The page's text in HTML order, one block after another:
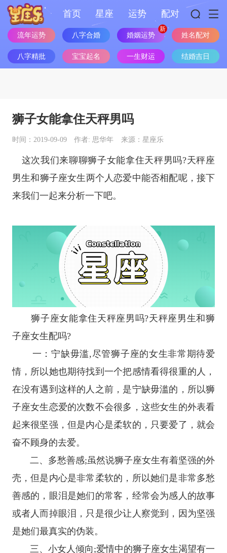
首页 星座 运势 配对
流年运势 八字合婚 婚姻运势 姓名配对
八字精批 宝宝起名 一生财运 结婚吉日
狮子女能拿住天秤男吗
时间：2019-09-09 作者: 思华年 来源：星座乐
这次我们来聊聊狮子女能拿住天秤男吗?天秤座
男生和狮子座女生两个人恋爱中能否相配呢，接下
来我们一起来分析一下吧。
狮子座女能拿住天秤座男吗?天秤座男生和狮
子座女生配吗?
一：宁缺毋滥,尽管狮子座的女生非常期待爱
情，所以她也期待找到一个把感情看得很重的人，
在没有遇到这样的人之前，是宁缺毋滥的，所以狮
子座女生恋爱的次数不会很多，这些女生的外表看
起来很坚强，但是内心是柔软的，只要爱了，就会
奋不顾身的去爱。
二、多愁善感;虽然说狮子座女生有着坚强的外
壳，但是内心是非常柔软的，所以她们是非常多愁
善感的，眼泪是她们的常客，经常会为感人的故事
或者人而掉眼泪，只是很少让人察觉到，因为坚强
是她们最真实的伪装。
三、小女人倾向;爱情中的狮子座女生渴望有一